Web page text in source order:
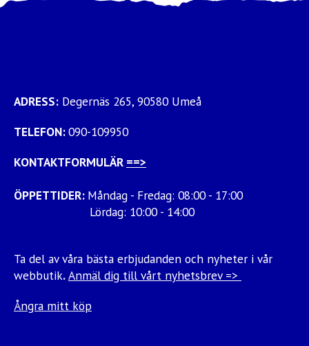
ADRESS: Degernäs 265, 90580 Umeå
TELEFON:090-109950
KONTAKTFORMULÄR ==>
ÖPPETTIDER: Måndag - Fredag: 08:00 - 17:00
Lördag: 10:00 - 14:00
Ta del av våra bästa erbjudanden och nyheter i vår
webbutik.Anmäl dig till vårt nyhetsbrev =>
Ångra mitt köp